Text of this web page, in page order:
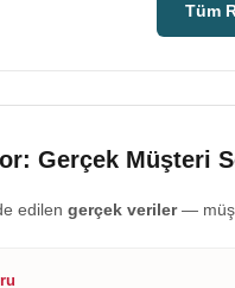
Tüm
Gerçek Müşteri
edilen gerçek veriler—